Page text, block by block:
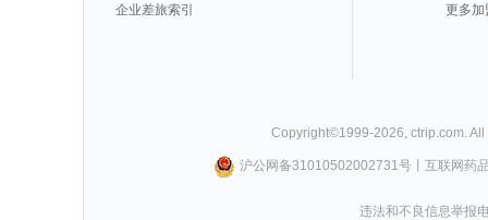
企业差旅索引
更多加
Copyright©1999-2026, ctrip.com.
沪公网备31010502002731号丨 互联网药
违法和不良信息举报